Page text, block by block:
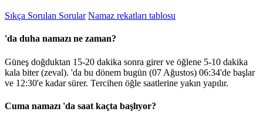
Sıkça Sorulan Sorular Namaz rekatları tablosu
'da duha namazı ne zaman?
Güneş doğduktan 15-20 dakika sonra girer ve öğlene 5-10 dakika
kala biter (zeval). 'da bu dönem bugün (07 Ağustos) 06:34'de başlar
ve 12:30'e kadar sürer. Tercihen öğle saatlerine yakın yapılır.
Cuma namazı 'da saat kaçta başlıyor?